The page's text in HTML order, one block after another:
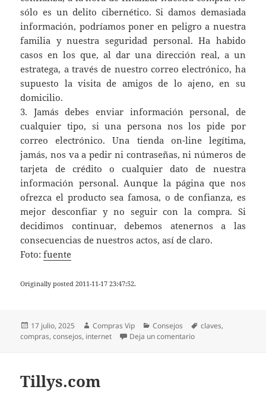
sólo es un delito cibernético. Si damos demasiada
información, podríamos poner en peligro a nuestra
familia y nuestra seguridad personal. Ha habido
casos en los que, al dar una dirección real, a un
estratega, a través de nuestro correo electrónico, ha
supuesto la visita de amigos de lo ajeno, en su
domicilio.
3. Jamás debes enviar información personal, de
cualquier tipo, si una persona nos los pide por
correo electrónico. Una tienda on-line legítima,
jamás, nos va a pedir ni contraseñas, ni números de
tarjeta de crédito o cualquier dato de nuestra
información personal. Aunque la página que nos
ofrezca el producto sea famosa, o de confianza, es
mejor desconfiar y no seguir con la compra. Si
decidimos continuar, debemos atenernos a las
consecuencias de nuestros actos, así de claro.
Foto:fuente
Originally posted 2011-11-17 23:47:52.
Publicado
el
17 julio, 2025 Autor
Compras Vip Categorías
Consejos Etiquetas
claves,
compras,consejos, internet Deja un comentarioen Consejos claves
Tillys.com